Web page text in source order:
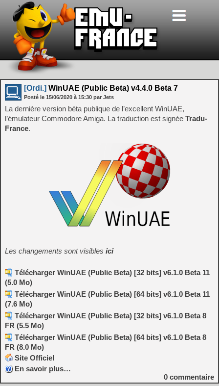
[Ordi.] WinUAE (Public Beta) v4.4.0 Beta 7
Posté le 15/06/2020 à 15:30 par Jets
La dernière version béta publique de l’excellent WinUAE,
l’émulateur Commodore Amiga. La traduction est signée Tradu-
France.
Les changements sont visibles ici
Télécharger WinUAE (Public Beta) [32 bits] v6.1.0 Beta 11
(5.0 Mo)
Télécharger WinUAE (Public Beta) [64 bits] v6.1.0 Beta 11
(7.6 Mo)
Télécharger WinUAE (Public Beta) [32 bits] v6.1.0 Beta 8
FR (5.5 Mo)
Télécharger WinUAE (Public Beta) [64 bits] v6.1.0 Beta 8
FR (8.0 Mo)
Site Officiel
En savoir plus…
0 commentaire